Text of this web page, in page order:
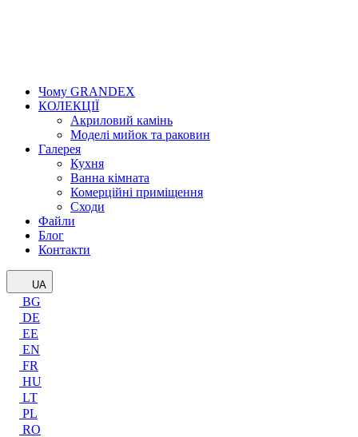
Чому GRANDEX
КОЛЕКЦІЇ
Акриловий камінь
Моделі мийок та раковин
Галерея
Кухня
Ванна кімната
Комерційні приміщення
Сходи
Файли
Блог
Контакти
UA
BG
DE
EE
EN
FR
HU
LT
PL
RO